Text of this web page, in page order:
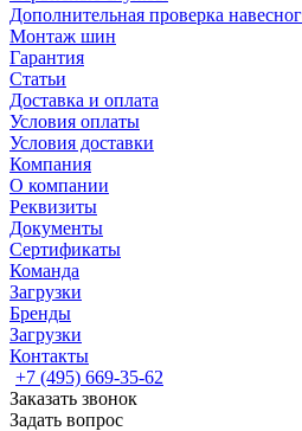
Дополнительная проверка
Монтаж шин
Гарантия
Статьи
Доставка и оплата
Условия оплаты
Условия доставки
Компания
О компании
Реквизиты
Документы
Сертификаты
Команда
Загрузки
Бренды
Загрузки
Контакты
+7 (495) 669-35-62
Заказать звонок
Задать вопрос